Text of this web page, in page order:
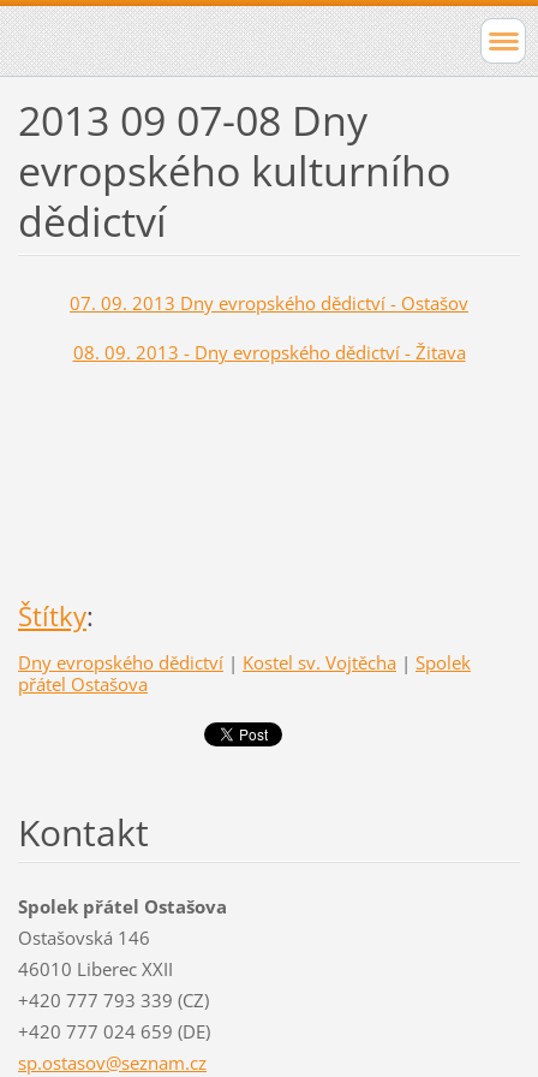
2013 09 07-08 Dny
evropského kulturního
dědictví
07. 09. 2013 Dny evropského dědictví - Ostašov
08. 09. 2013 - Dny evropského dědictví - Žitava
Štítky:
Dny evropského dědictví | Kostel sv. Vojtěcha | Spolek
přátel Ostašova
Kontakt
Spolek přátel Ostašova
Ostašovská 146
46010 Liberec XXII
+420 777 793 339 (CZ)
+420 777 024 659 (DE)
sp.ostasov@seznam.cz